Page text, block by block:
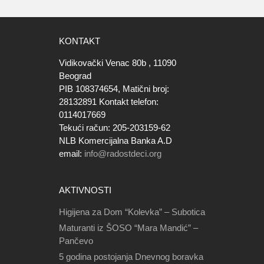
KONTAKT
Vidikovački Venac 80b , 11090
Beograd
PIB 108374654, Matični broj:
28132891 Kontakt telefon:
0114017669
Tekući račun: 205-203159-62
NLB Komercijalna Banka A.D
email: info@radostdeci.org
AKTIVNOSTI
Higijena za Dom “Kolevka” – Subotica
Maturanti iz ŠOSO “Mara Mandić” –
Pančevo
5 godina postojanja Dnevnog boravka